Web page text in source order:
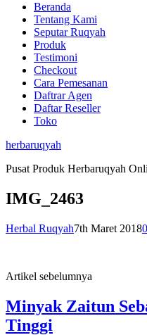
Beranda
Tentang Kami
Seputar Ruqyah
Produk
Testimoni
Checkout
Cara Pemesanan
Daftrar Agen
Daftar Reseller
Toko
herbaruqyah
Pusat Produk Herbaruqyah
IMG_2463
Herbal Ruqyah7th Maret 20180
Artikel sebelumnya
Minyak Zaitun
Tinggi